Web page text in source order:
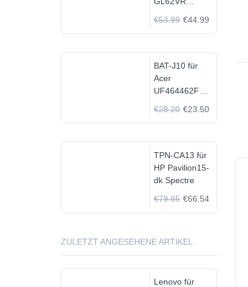
€53.99 €44.99
BAT-J10 für
Acer
UF464462F
€28.20 €23.50
TPN-CA13 für
HP Pavilion15-
dk Spectre
€79.85 €66.54
ZULETZT ANGESEHENE ARTIKEL
Lenovo für